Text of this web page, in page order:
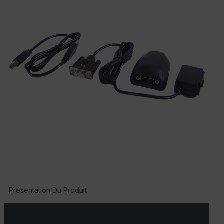
Présentation Du Produit